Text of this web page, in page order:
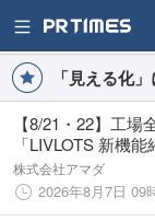
「見える化
【8/21・22】工
「LIVLOTS 新機
株式会社アマダ
2026年8月7日 09